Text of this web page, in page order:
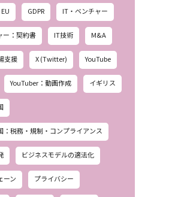
EU GDPR IT・ベンチャー
ー：契約書 IT技術 M&A
支援 X (Twitter) YouTube
YouTuber：動画作成 イギリス
：税務・規制・コンプライアンス
ビジネスモデルの適法化
ーン プライバシー